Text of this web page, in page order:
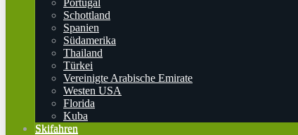
Portugal
Schottland
Spanien
Südamerika
Thailand
Türkei
Vereinigte Arabische Emirate
Westen USA
Florida
Kuba
Skifahren